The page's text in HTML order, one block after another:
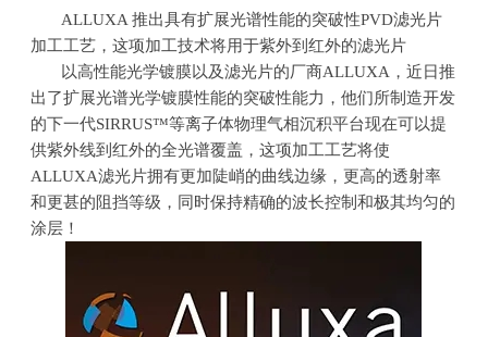
ALLUXA 推出具有扩展光谱性能的突破性PVD滤光片
加工工艺，这项加工技术将用于紫外到红外的滤光片
以高性能光学镀膜以及滤光片的厂商ALLUXA ，近日推
出了扩展光谱光学镀膜性能的突破性能力，他们所制造开发
的下一代SIRRUS™等离子体物理气相沉积平台现在可以提
供紫外线到红外的全光谱覆盖，这项加工工艺将使
ALLUXA滤光片拥有更加陡峭的曲线边缘，更高的透射率
和更甚的阻挡等级，同时保持精确的波长控制和极其均匀的
涂层！